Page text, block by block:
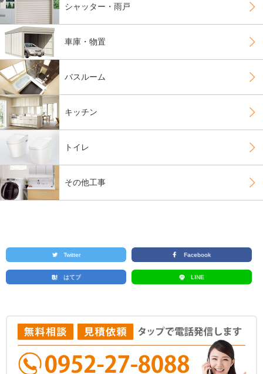
シャッター・雨戸
車庫・物置
バスルーム
キッチン
トイレ
その他工事
Twitter Facebook
はてブ LINE